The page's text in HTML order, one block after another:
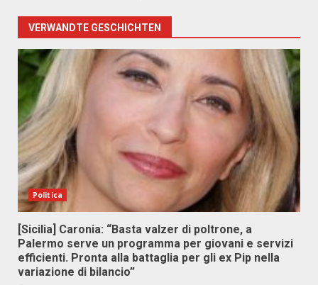
VERWANDTE GESCHICHTEN
Politica
[Sicilia] Caronia: “Basta valzer di poltrone, a
Palermo serve un programma per giovani e servizi
efficienti. Pronta alla battaglia per gli ex Pip nella
variazione di bilancio”